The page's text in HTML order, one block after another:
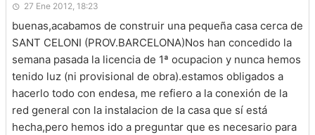
27 Ene 2012, 18:23
buenas,acabamos de construir una pequeña casa cerca de
SANT CELONI (PROV.BARCELONA)Nos han concedido la
semana pasada la licencia de 1ª ocupacion y nunca hemos
tenido luz (ni provisional de obra).estamos obligados a
hacerlo todo con endesa, me refiero a la conexión de la
red general con la instalacion de la casa que sí está
hecha,pero hemos ido a preguntar que es necesario para